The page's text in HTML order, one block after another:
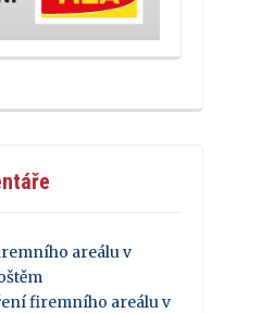
areálu v
firemního areálu v